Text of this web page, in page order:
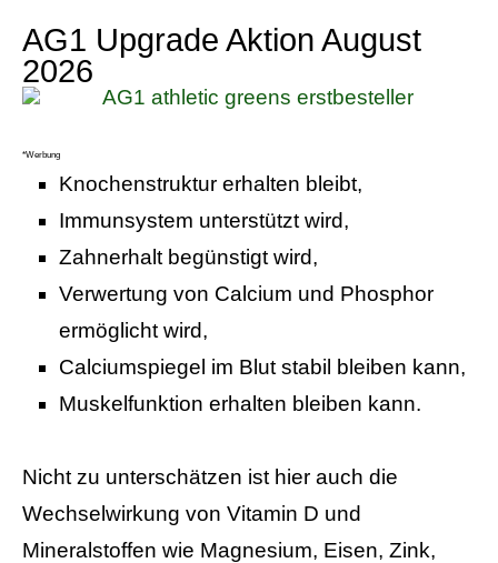
AG1 Upgrade Aktion August
2026
*Werbung
Knochenstruktur erhalten bleibt,
Immunsystem unterstützt wird,
Zahnerhalt begünstigt wird,
Verwertung von Calcium und Phosphor
ermöglicht wird,
Calciumspiegel im Blut stabil bleiben kann,
Muskelfunktion erhalten bleiben kann.
Nicht zu unterschätzen ist hier auch die
Wechselwirkung von Vitamin D und
Mineralstoffen wie Magnesium, Eisen, Zink,